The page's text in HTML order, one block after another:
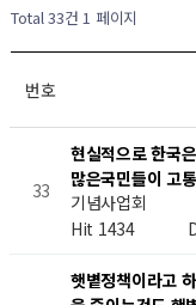
Total 33건 1 페이지
번호
33
현실적으로 한국
많은국민들이 고
기념사업회
Hit 1434
햇볕정책이라고